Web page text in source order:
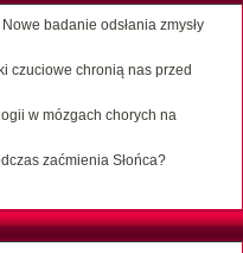
badanie odsłania zmysły
czuciowe chronią nas przed
w mózgach chorych na
zaćmienia Słońca?